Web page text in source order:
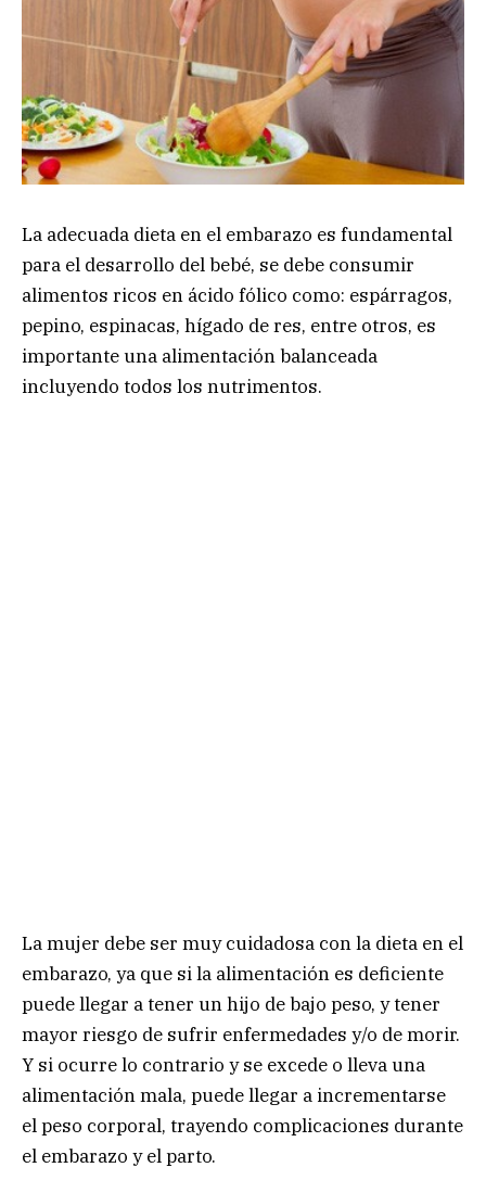
La adecuada dieta en el embarazo es fundamental
para el desarrollo del bebé, se debe consumir
alimentos ricos en ácido fólico como: espárragos,
pepino, espinacas, hígado de res, entre otros, es
importante una alimentación balanceada
incluyendo todos los nutrimentos.
La mujer debe ser muy cuidadosa con la dieta en el
embarazo, ya que si la alimentación es deficiente
puede llegar a tener un hijo de bajo peso, y tener
mayor riesgo de sufrir enfermedades y/o de morir.
Y si ocurre lo contrario y se excede o lleva una
alimentación mala, puede llegar a incrementarse
el peso corporal, trayendo complicaciones durante
el embarazo y el parto.